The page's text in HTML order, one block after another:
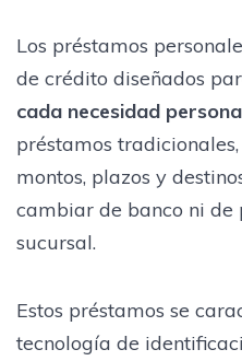
Los préstamos
de crédito diseñados
cada necesidad
préstamos
montos, plazos y
cambiar de banco ni de
sucursal.
Estos préstamos se
tecnología de